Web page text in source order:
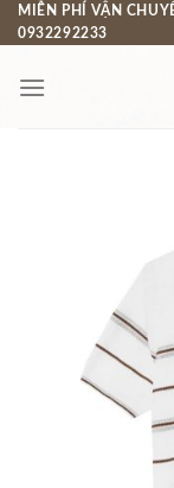
Chuyển
đến
dung
MIỄN PHÍ VẬN
0932292233